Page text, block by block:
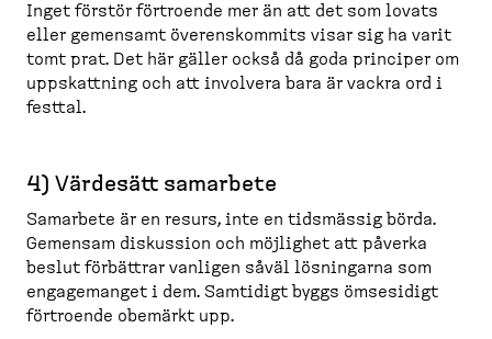
Inget förstör förtroende mer än att det som lovats
eller gemensamt överens­kommits visar sig ha varit
tomt prat. Det här gäller också då goda principer om
uppskattning och att involvera bara är vackra ord i
festtal.
4) Värdesätt samarbete
Samarbete är en resurs, inte en tidsmässig börda.
Gemensam diskussion och möjlighet att påverka
beslut förbättrar vanligen såväl lösningarna som
engage­manget i dem. Samtidigt byggs ömsesidigt
förtroende obemärkt upp.